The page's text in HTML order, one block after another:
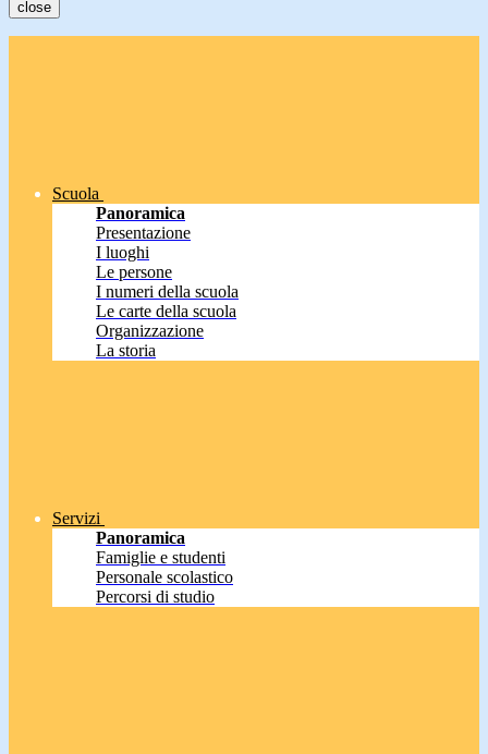
close
Scuola
Panoramica
Presentazione
I luoghi
Le persone
I numeri della scuola
Le carte della scuola
Organizzazione
La storia
Servizi
Panoramica
Famiglie e studenti
Personale scolastico
Percorsi di studio